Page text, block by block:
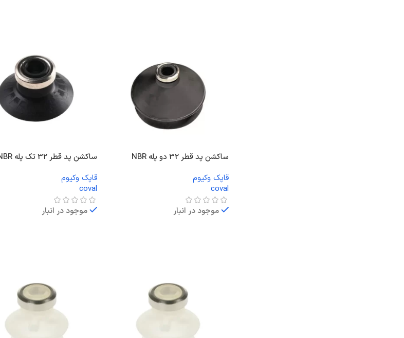
ساکشن پد قطر 32 دو پله NBR
قاپک وکیوم
coval
موجود در انبار
ساکشن پد قطر 32 تک پله NBR
قاپک وکیوم
coval
موجود در انبار